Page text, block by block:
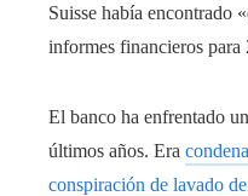
Suisse había encontrado
informes financieros para
El banco ha enfrentado
últimos años. Era
conspiración de lavado